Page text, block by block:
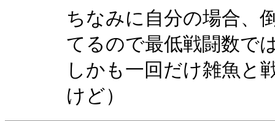
ちなみに自分の場合、
てるので最低戦闘数で
しかも一回だけ雑魚と
けど）